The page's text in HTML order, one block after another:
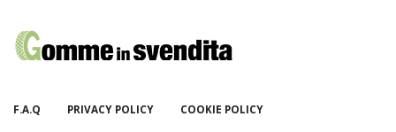
F.A.Q PRIVACY POLICY COOKIE POLICY